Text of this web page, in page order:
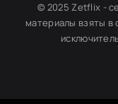
© 2025 Zetflix -
материалы взяты в